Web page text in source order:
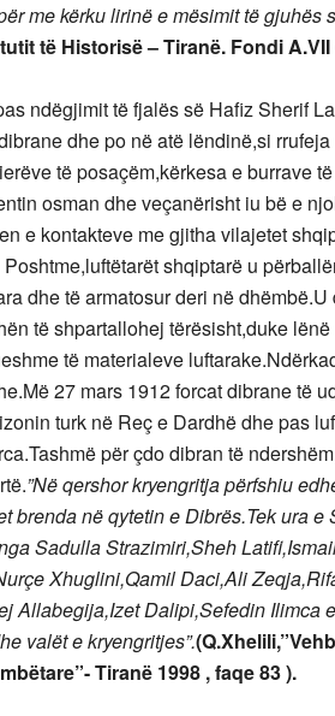
me kërku lirinë e mësimit të gjuhës
të Historisë – Tiranë. Fondi A.VII
ndëgjimit të fjalës së Hafiz Sherif
dhe po në atë lëndinë,si
të posaçëm,kërkesa e burrave
osman dhe veçanërisht iu bë e
e kontakteve me gjitha vilajetet
shqiptarë u
dhe të armatosur deri në
të shpartallohej tërësisht,duke
të materialeve
27 mars 1912 forcat dibrane të
turk në Reç e Dardhë dhe pas
për çdo dibran të
”Në qershor kryengritja përfshiu
brenda në qytetin e Dibrës.Tek ura
Sadulla Strazimiri,Sheh
Xhuglini,Qamil Daci,Ali
Allabegija,Izet Dalipi,Sefedin Ilimca
valët e kryengritjes”.
Tiranë 1998 , faqe 83 ).